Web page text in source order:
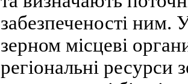
забезпеченості ним.
зерном місцеві
регіональні ресурси